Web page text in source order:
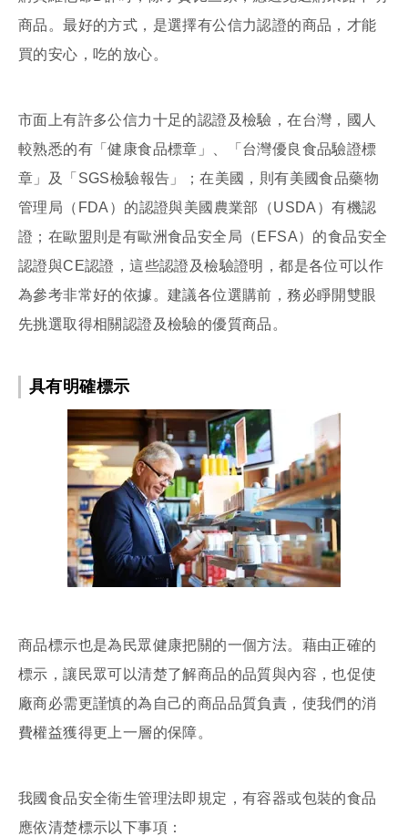
商品。最好的方式，是選擇有公信力認證的商品，才能
買的安心，吃的放心。
市面上有許多公信力十足的認證及檢驗，在台灣，國人
較熟悉的有「健康食品標章」、「台灣優良食品驗證標
章」及「SGS檢驗報告」；在美國，則有美國食品藥物
管理局（FDA）的認證與美國農業部（USDA）有機認
證；在歐盟則是有歐洲食品安全局（EFSA）的食品安全
認證與CE認證，這些認證及檢驗證明，都是各位可以作
為參考非常好的依據。建議各位選購前，務必睜開雙眼
先挑選取得相關認證及檢驗的優質商品。
具有明確標示
商品標示也是為民眾健康把關的一個方法。藉由正確的
標示，讓民眾可以清楚了解商品的品質與內容，也促使
廠商必需更謹慎的為自己的商品品質負責，使我們的消
費權益獲得更上一層的保障。
我國食品安全衛生管理法即規定，有容器或包裝的食品
應依清楚標示以下事項：